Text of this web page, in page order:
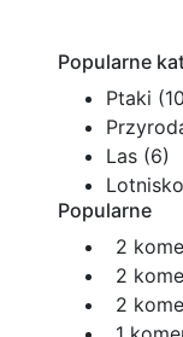
Popularne
Ptaki
Las(6)
Lotnisko
Popularne
2
2
2